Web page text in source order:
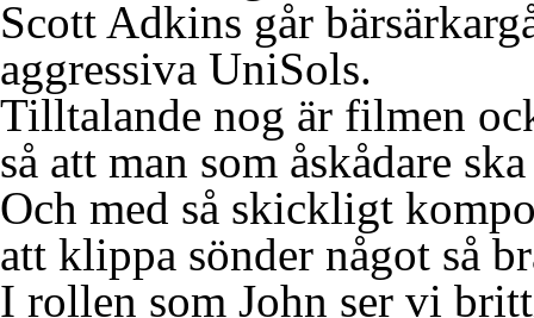
Scott Adkins går
aggressiva UniSols.
Tilltalande nog är filmen
så att man som åskådare
Och med så skickligt
att klippa sönder något så
I rollen som John ser vi